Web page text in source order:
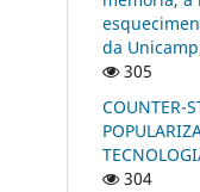
da
305
COUNTER-
304